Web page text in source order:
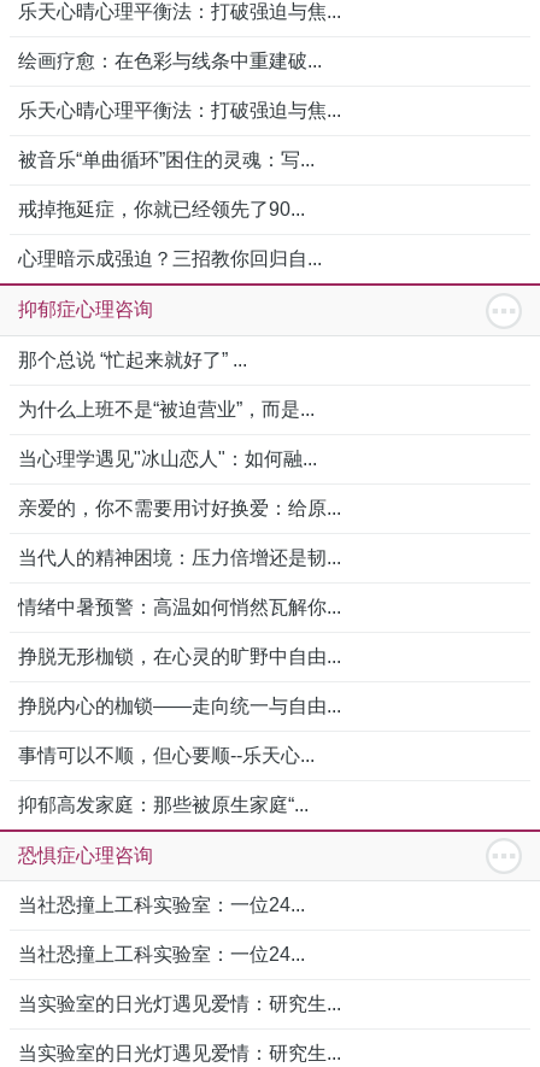
乐天心晴心理平衡法：打破强迫与焦...
绘画疗愈：在色彩与线条中重建破...
乐天心晴心理平衡法：打破强迫与焦...
被音乐“单曲循环”困住的灵魂：写...
戒掉拖延症，你就已经领先了90...
心理暗示成强迫？三招教你回归自...
抑郁症心理咨询
那个总说 “忙起来就好了” ...
为什么上班不是“被迫营业”，而是...
当心理学遇见"冰山恋人"：如何融...
亲爱的，你不需要用讨好换爱：给原...
当代人的精神困境：压力倍增还是韧...
情绪中暑预警：高温如何悄然瓦解你...
挣脱无形枷锁，在心灵的旷野中自由...
挣脱内心的枷锁——走向统一与自由...
事情可以不顺，但心要顺--乐天心...
抑郁高发家庭：那些被原生家庭“...
恐惧症心理咨询
当社恐撞上工科实验室：一位24...
当社恐撞上工科实验室：一位24...
当实验室的日光灯遇见爱情：研究生...
当实验室的日光灯遇见爱情：研究生...